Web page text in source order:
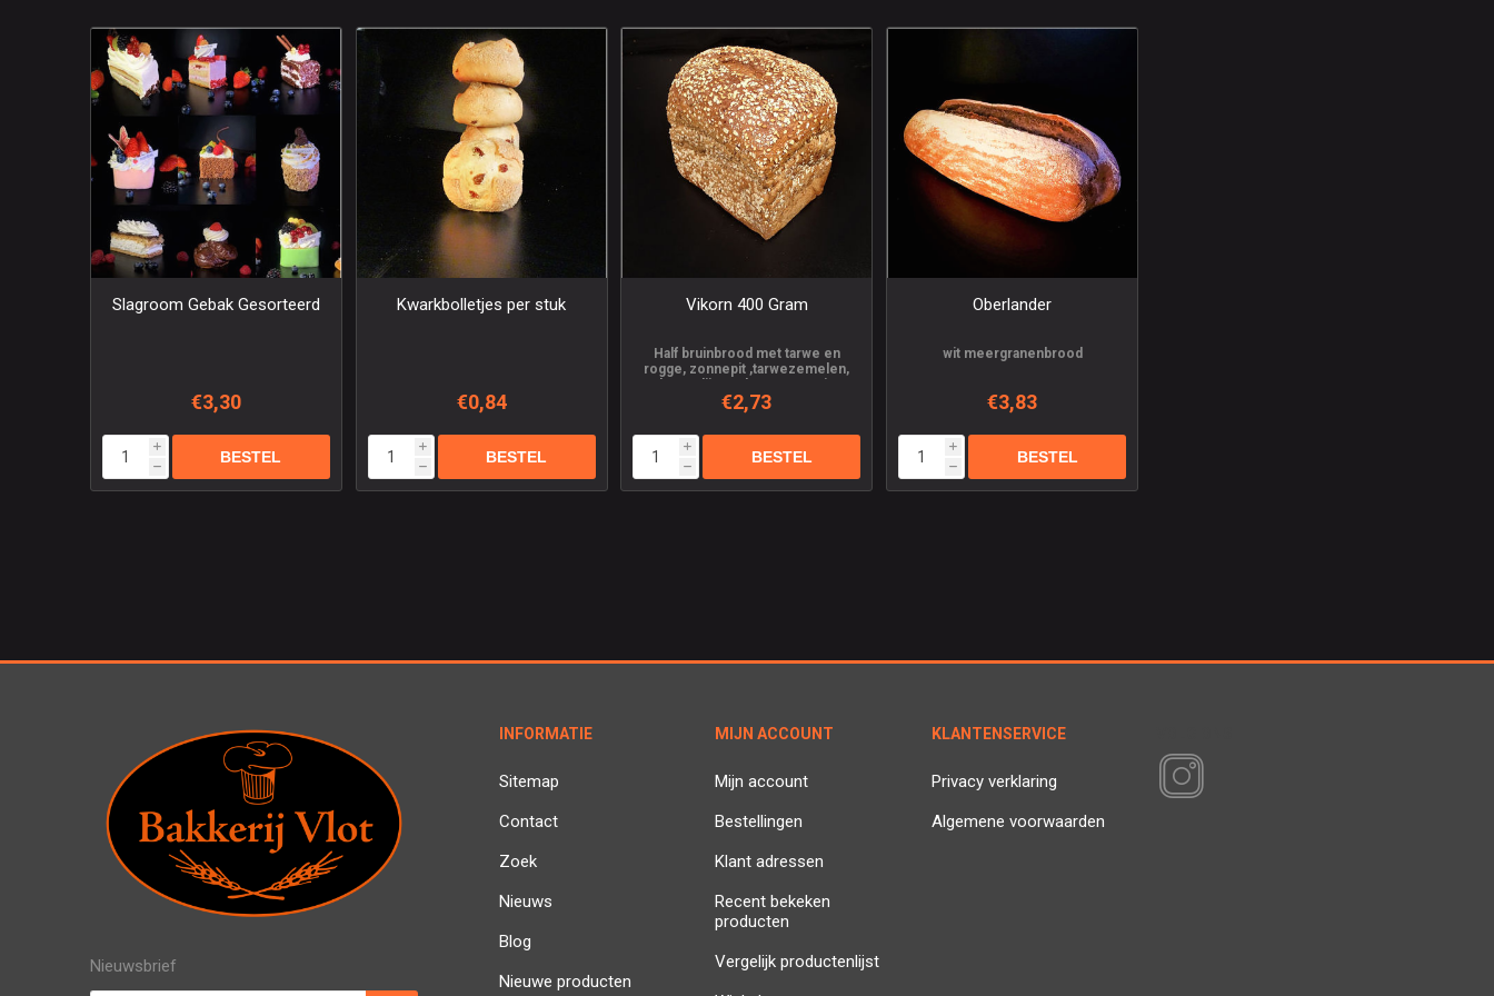
Slagroom Gebak Gesorteerd
€3,30
i
h
Kwarkbolletjes per stuk
€0,84
i
h
Vikorn 400 Gram
Half bruinbrood met tarwe en
rogge, zonnepit ,tarwezemelen,
€2,73
i
h
Oberlander
wit meergranenbrood
€3,83
i
h
Nieuwsbrief
INFORMATIE
Sitemap
Contact
Zoek
Nieuws
Blog
Nieuwe producten
MIJN ACCOUNT
Mijn account
Bestellingen
Klant adressen
Recent bekeken
producten
Vergelijk productenlijst
KLANTENSERVICE
Privacy verklaring
Algemene voorwaarden